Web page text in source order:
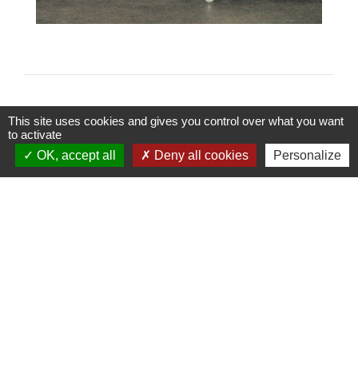
Contactez votre mairie
This site uses cookies and gives you control over what you want
to activate
OK, accept all
Deny all cookies Personalize